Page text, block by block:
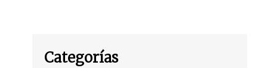
Categorías